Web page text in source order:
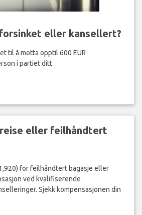
eller kansellert?
til å motta opptil 600 EUR
i partiet ditt.
eller feilhåndtert
for feilhåndtert bagasje eller
ved kvalifiserende
Sjekk kompensasjonen din